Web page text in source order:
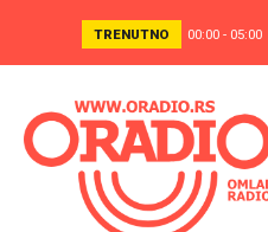
TRENUTNO 00:00 - 05:00